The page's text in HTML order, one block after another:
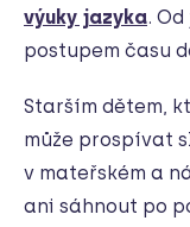
výuky jazyka.
postupem času
Starším dětem,
může prospívat
v mateřském a
ani sáhnout po